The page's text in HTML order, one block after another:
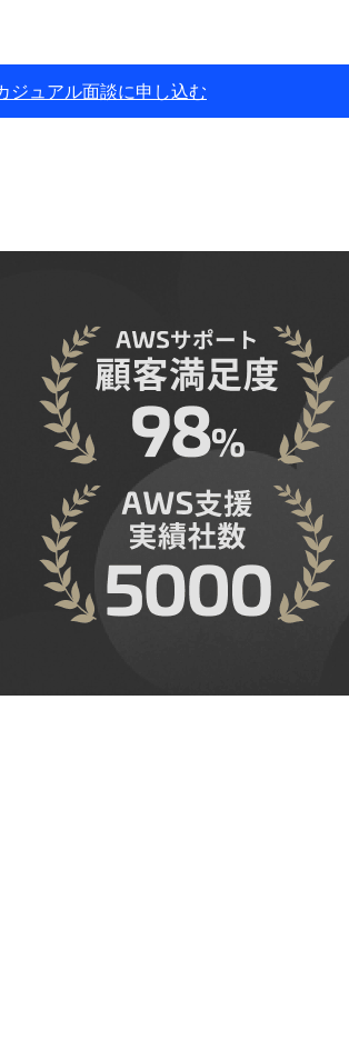
ジュアル面談に申し込む